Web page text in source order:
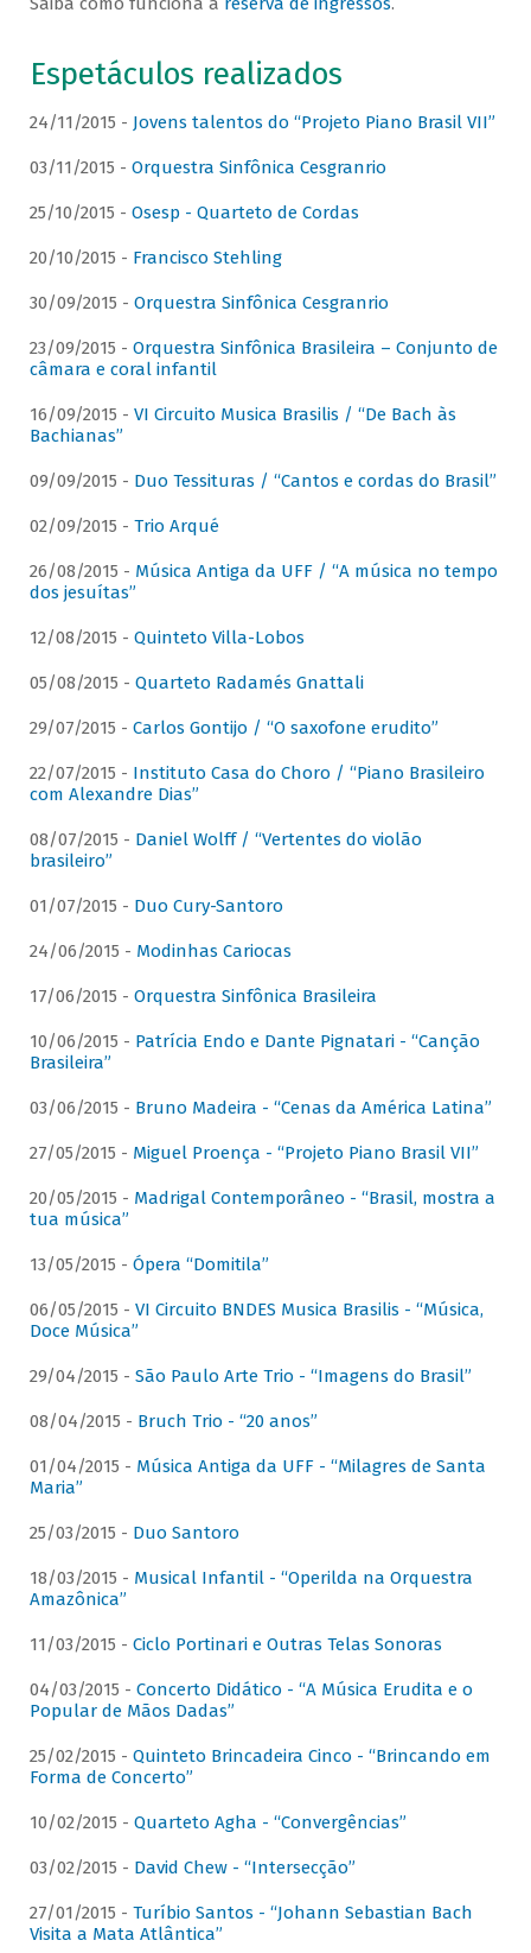
Espetáculos realizados
24/11/2015 - Jovens talentos do “Projeto Piano Brasil VII”
03/11/2015 - Orquestra Sinfônica Cesgranrio
25/10/2015 - Osesp - Quarteto de Cordas
20/10/2015 - Francisco Stehling
30/09/2015 - Orquestra Sinfônica Cesgranrio
23/09/2015 - Orquestra Sinfônica Brasileira – Conjunto de
câmara e coral infantil
16/09/2015 - VI Circuito Musica Brasilis / “De Bach às
Bachianas”
09/09/2015 - Duo Tessituras / “Cantos e cordas do Brasil”
02/09/2015 - Trio Arqué
26/08/2015 - Música Antiga da UFF / “A música no tempo
dos jesuítas”
12/08/2015 - Quinteto Villa-Lobos
05/08/2015 - Quarteto Radamés Gnattali
29/07/2015 - Carlos Gontijo / “O saxofone erudito”
22/07/2015 - Instituto Casa do Choro / “Piano Brasileiro
com Alexandre Dias”
08/07/2015 - Daniel Wolff / “Vertentes do violão
brasileiro”
01/07/2015 - Duo Cury-Santoro
24/06/2015 - Modinhas Cariocas
17/06/2015 - Orquestra Sinfônica Brasileira
10/06/2015 - Patrícia Endo e Dante Pignatari - “Canção
Brasileira”
03/06/2015 - Bruno Madeira - “Cenas da América Latina”
27/05/2015 - Miguel Proença - “Projeto Piano Brasil VII”
20/05/2015 - Madrigal Contemporâneo - “Brasil, mostra a
tua música”
13/05/2015 - Ópera “Domitila”
06/05/2015 - VI Circuito BNDES Musica Brasilis - “Música,
Doce Música”
29/04/2015 - São Paulo Arte Trio - “Imagens do Brasil”
08/04/2015 - Bruch Trio - “20 anos”
01/04/2015 - Música Antiga da UFF - “Milagres de Santa
Maria”
25/03/2015 - Duo Santoro
18/03/2015 - Musical Infantil - “Operilda na Orquestra
Amazônica”
11/03/2015 - Ciclo Portinari e Outras Telas Sonoras
04/03/2015 - Concerto Didático - “A Música Erudita e o
Popular de Mãos Dadas”
25/02/2015 - Quinteto Brincadeira Cinco - “Brincando em
Forma de Concerto”
10/02/2015 - Quarteto Agha - “Convergências”
03/02/2015 - David Chew - “Intersecção”
27/01/2015 - Turíbio Santos - “Johann Sebastian Bach
Visita a Mata Atlântica”